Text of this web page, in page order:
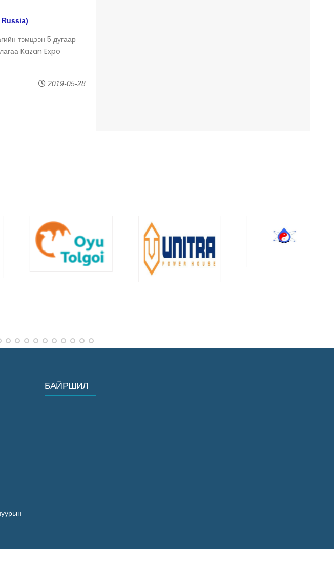
тэмцээн 5 дугаар
Kazan Expo
2019-05-28
БАЙРШИЛ